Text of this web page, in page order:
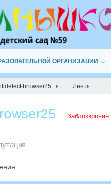
ОРГАНИЗАЦИИ
browser25 Лента
Заблокирован